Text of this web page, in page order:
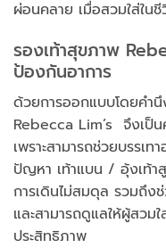
ผ่อนคลาย เมื่อสวมใส่ในชี
รองเท้าสุขภาพ
ป้องกันอาการ
ด้วยการออกแบบโดยคำนึ
Rebecca Lim’s จึงเป็
เพราะสามารถช่วยบรรเท
ปัญหา เท้าแบน / อุ้งเท้า
การเดินไม่สมดุล รวมถึง
และสามารถดูแลให้ผู้สวม
ประสิทธิภาพ